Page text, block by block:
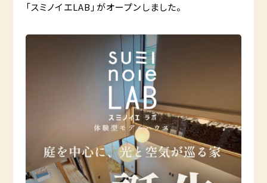
「スミノイエLAB」がオープンしました。